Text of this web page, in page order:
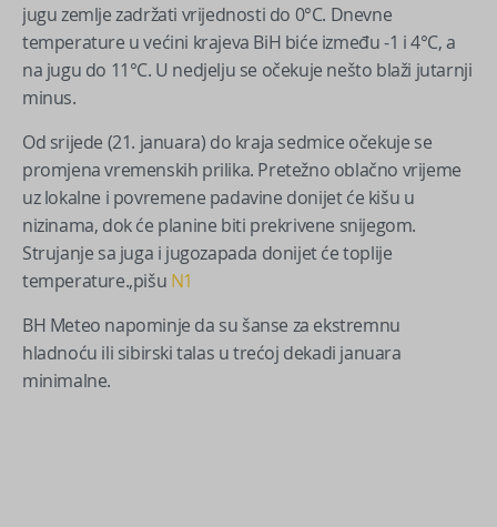
jugu zemlje zadržati vrijednosti do 0°C. Dnevne
temperature u većini krajeva BiH biće između -1 i 4°C, a
na jugu do 11°C. U nedjelju se očekuje nešto blaži jutarnji
minus.
Od srijede (21. januara) do kraja sedmice očekuje se
promjena vremenskih prilika. Pretežno oblačno vrijeme
uz lokalne i povremene padavine donijet će kišu u
nizinama, dok će planine biti prekrivene snijegom.
Strujanje sa juga i jugozapada donijet će toplije
temperature.,pišu N1
BH Meteo napominje da su šanse za ekstremnu
hladnoću ili sibirski talas u trećoj dekadi januara
minimalne.